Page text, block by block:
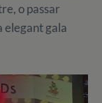
o passar
elegant gala